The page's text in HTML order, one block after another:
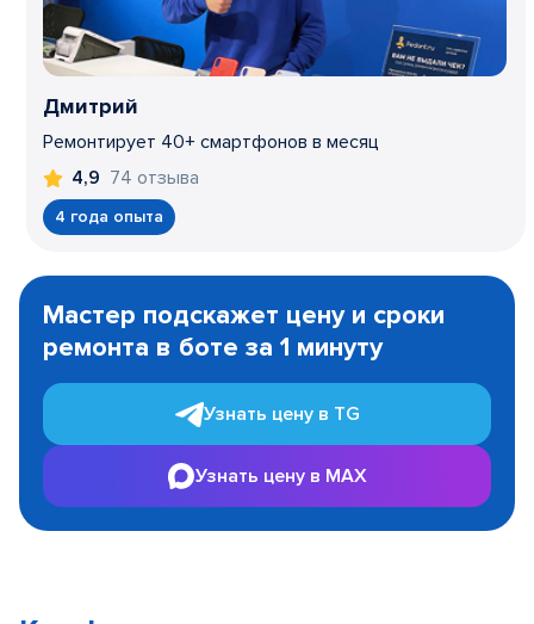
Дмитрий
Ремонтирует 40+ смартфонов в месяц
4,9 74 отзыва
4 года опыта
1
Мастер подскажет цену и сроки
ремонта в боте за 1 минуту
Узнать цену в TG
Узнать цену в MAX